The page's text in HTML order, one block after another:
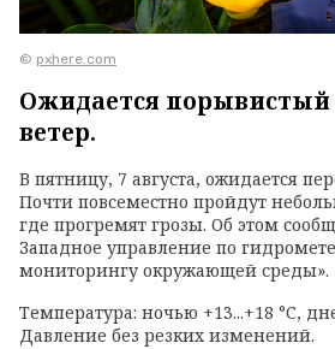
© pxhere.com
Ожидается
ветер.
В пятницу, 7 августа, ожидается
Почти повсеместно пройдут
где прогремят грозы. Об этом
Западное управление по
мониторингу окружающей среды».
Температура: ночью +13...+18 °C,
Давление без резких изменений.